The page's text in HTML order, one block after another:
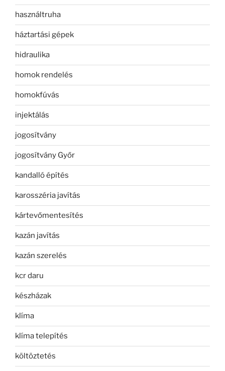
használtruha
háztartási gépek
hidraulika
homok rendelés
homokfúvás
injektálás
jogosítvány
jogosítvány Győr
kandalló építés
karosszéria javítás
kártevőmentesítés
kazán javítás
kazán szerelés
kcr daru
készházak
klíma
klíma telepítés
költöztetés